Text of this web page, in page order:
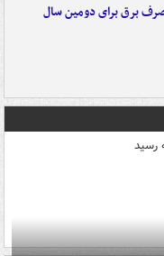
مصرف برق برای دومین سال